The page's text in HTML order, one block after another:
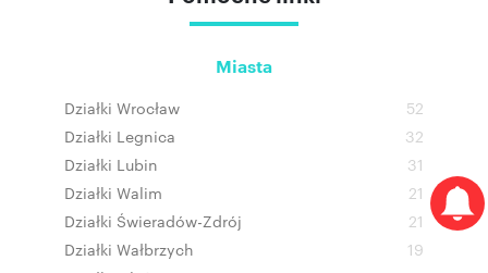
Miasta
Działki Wrocław
52
Działki Legnica
32
Działki Lubin
31
Działki Walim
21
Działki Świeradów-Zdrój
21
Działki Wałbrzych
19